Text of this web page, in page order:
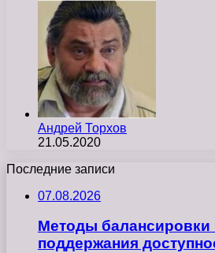
Андрей Торхов
21.05.2020
Последние записи
07.08.2026
Методы балансировки
поддержания